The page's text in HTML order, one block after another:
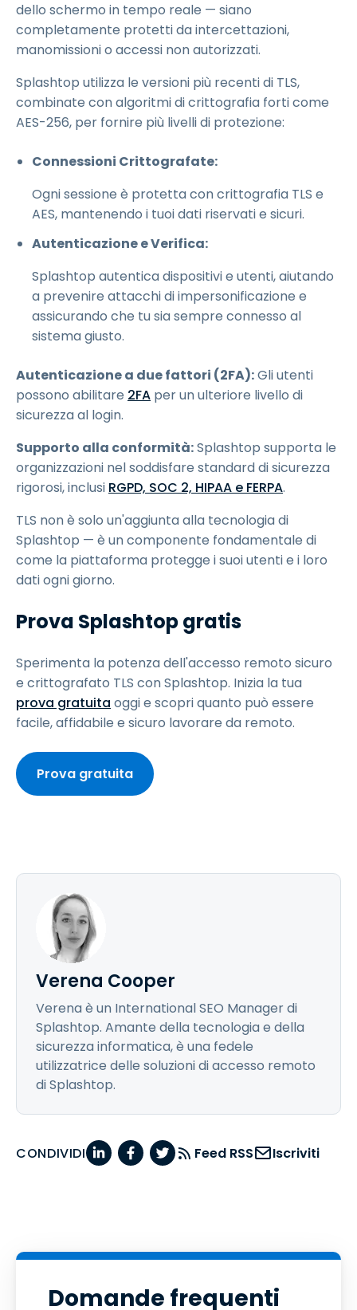
dello schermo in tempo reale — siano
completamente protetti da intercettazioni,
manomissioni o accessi non autorizzati.
Splashtop utilizza le versioni più recenti di TLS,
combinate con algoritmi di crittografia forti come
AES-256, per fornire più livelli di protezione:
Connessioni Crittografate:
Ogni sessione è protetta con crittografia TLS e
AES, mantenendo i tuoi dati riservati e sicuri.
Autenticazione e Verifica:
Splashtop autentica dispositivi e utenti, aiutando
a prevenire attacchi di impersonificazione e
assicurando che tu sia sempre connesso al
sistema giusto.
Autenticazione a due fattori (2FA):Gli utenti
possono abilitare 2FA per un ulteriore livello di
sicurezza al login.
Supporto alla conformità:Splashtop supporta le
organizzazioni nel soddisfare standard di sicurezza
rigorosi, inclusi RGPD, SOC 2, HIPAA e FERPA.
TLS non è solo un'aggiunta alla tecnologia di
Splashtop — è un componente fondamentale di
come la piattaforma protegge i suoi utenti e i loro
dati ogni giorno.
Prova Splashtop gratis
Sperimenta la potenza dell'accesso remoto sicuro
e crittografato TLS con Splashtop. Inizia la tua
prova gratuita oggi e scopri quanto può essere
facile, affidabile e sicuro lavorare da remoto.
Prova gratuita
Verena Cooper
Verena è un International SEO Manager di
Splashtop. Amante della tecnologia e della
sicurezza informatica, è una fedele
utilizzatrice delle soluzioni di accesso remoto
di Splashtop.
CONDIVIDI Feed RSS Iscriviti
Domande frequenti